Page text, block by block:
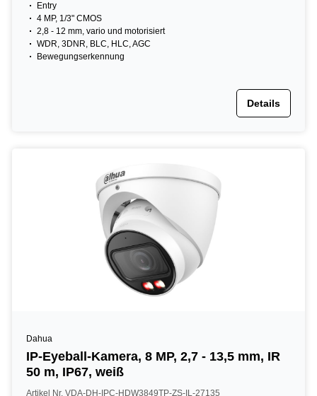
Entry
4 MP, 1/3" CMOS
2,8 - 12 mm, vario und motorisiert
WDR, 3DNR, BLC, HLC, AGC
Bewegungserkennung
Details
Dahua
IP-Eyeball-Kamera, 8 MP, 2,7 - 13,5 mm, IR
50 m, IP67, weiß
Artikel Nr. VDA-DH-IPC-HDW3849TP-ZS-IL-27135